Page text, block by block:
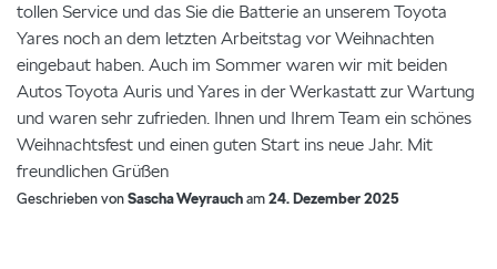
tollen Service und das Sie die Batterie an unserem Toyota
Yares noch an dem letzten Arbeitstag vor Weihnachten
eingebaut haben. Auch im Sommer waren wir mit beiden
Autos Toyota Auris und Yares in der Werkastatt zur Wartung
und waren sehr zufrieden. Ihnen und Ihrem Team ein schönes
Weihnachtsfest und einen guten Start ins neue Jahr. Mit
freundlichen Grüßen
Geschrieben vonSascha Weyraucham24. Dezember 2025